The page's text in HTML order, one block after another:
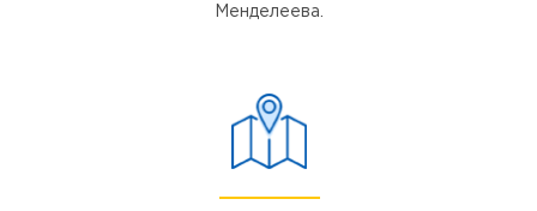
Менделеева.